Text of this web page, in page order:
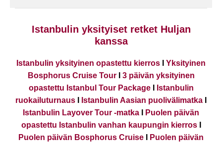
Istanbulin yksityiset retket Huljan
kanssa
Istanbulin yksityinen opastettu kierros
Yksityinen
Bosphorus Cruise TourI 3 päivän yksityinen
opastettu Istanbul Tour PackageI
Istanbulin
ruokailuturnaus
Istanbulin Aasian puolivälimatka
Istanbulin Layover Tour -matka
Puolen päivän
opastettu Istanbulin vanhan kaupungin kierrosI
Puolen päivän Bosphorus Cruise
Puolen päivän